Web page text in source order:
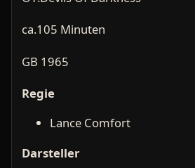
ca.105 Minuten
GB 1965
Regie
Lance Comfort
Darsteller